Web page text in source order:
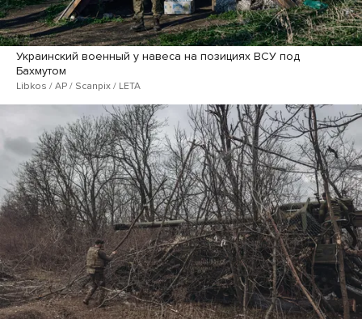
Украинский военный у навеса на позициях ВСУ под
Бахмутом
Libkos / AP / Scanpix / LETA